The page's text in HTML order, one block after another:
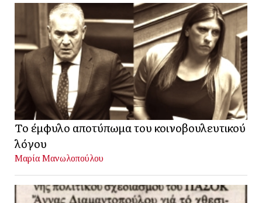
Το έμφυλο αποτύπωμα του κοινοβουλευτικού
λόγου
Μαρία Μανωλοπούλου